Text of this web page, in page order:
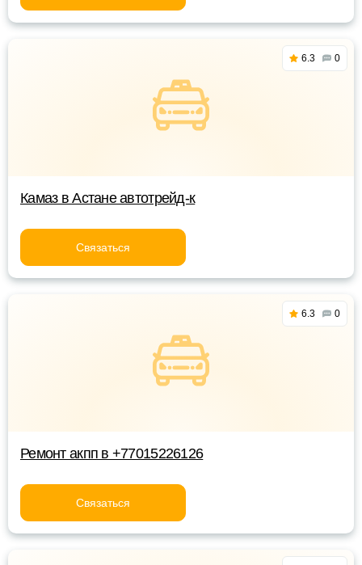
6.3 0
Камаз в Астане автотрейд-к
Связаться
6.3 0
Ремонт акпп в +77015226126
Связаться